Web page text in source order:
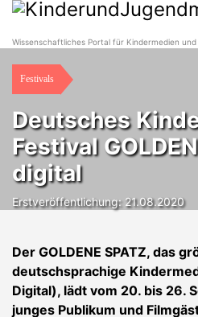
Wissenschaftliches Portal für Kindermedien und
Festivals
Deutsches
Festival
digital
Erstveröffentlichung: 21.08.2020
Der GOLDENE SPATZ, das
deutschsprachige
Digital), lädt vom 20. bis 26.
junges Publikum und